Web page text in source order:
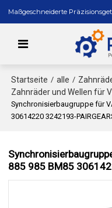
Maßgeschneiderte
Startseite / alle /
Zahnräder und Wellen für
Synchronisierbaugruppe für
30614220 3242193-
885 985 BM85